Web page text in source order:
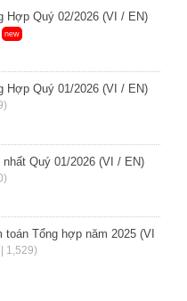
Hợp Quý 02/2026 (VI / EN)
new
Hợp Quý 01/2026 (VI / EN)
Quý 01/2026 (VI / EN)
toán Tổng hợp năm 2025 (VI
1,529)